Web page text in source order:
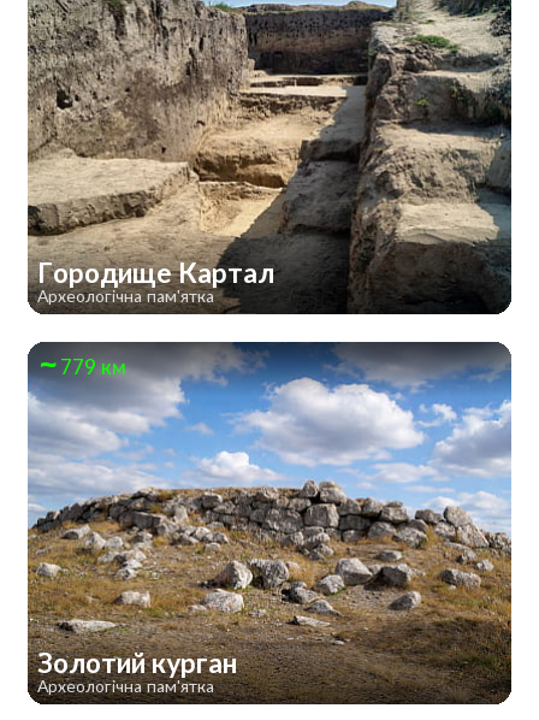
Городище Картал
Археологічна пам'ятка
779 км
Золотий курган
Археологічна пам'ятка